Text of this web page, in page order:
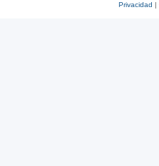
Privacidad |